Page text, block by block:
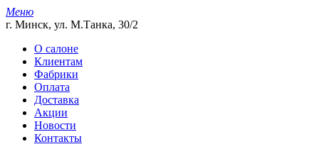
Меню
г. Минск, ул. М.Танка, 30/2
О салоне
Клиентам
Фабрики
Оплата
Доставка
Акции
Новости
Контакты